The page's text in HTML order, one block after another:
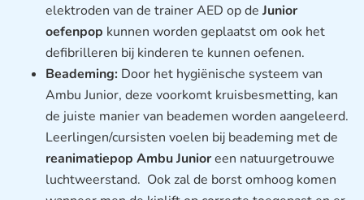
elektroden van de trainer AED op de Junior
oefenpop kunnen worden geplaatst om ook het
defibrilleren bij kinderen te kunnen oefenen.
Beademing: Door het hygiënische systeem van
Ambu Junior, deze voorkomt kruisbesmetting, kan
de juiste manier van beademen worden aangeleerd.
Leerlingen/cursisten voelen bij beademing met de
reanimatiepop Ambu Junioreen natuurgetrouwe
luchtweerstand. Ook zal de borst omhoog komen